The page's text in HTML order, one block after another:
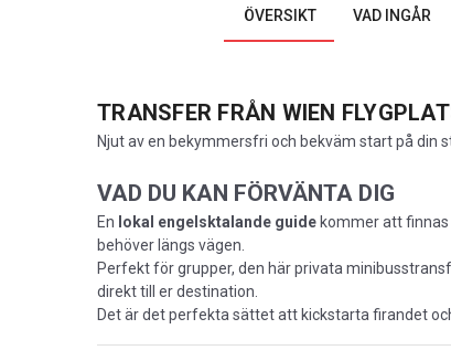
ÖVERSIKT VAD INGÅR
TRANSFER FRÅN WIEN
Njut av en bekymmersfri och bekväm start på din
VAD DU KAN FÖRVÄNTA DIG
En lokal engelsktalande guide kommer att
behöver längs vägen.
Perfekt för grupper, den här privata
direkt till er destination.
Det är det perfekta sättet att kickstarta firandet